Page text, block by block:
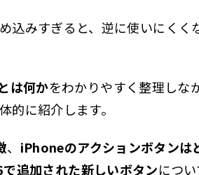
みすぎると、逆に使いにくく
は何かをわかりやすく整理しな
的に紹介します。
、 iPhoneのアクションボタンは
追加された新しいボタンについ
機能を設定可能？